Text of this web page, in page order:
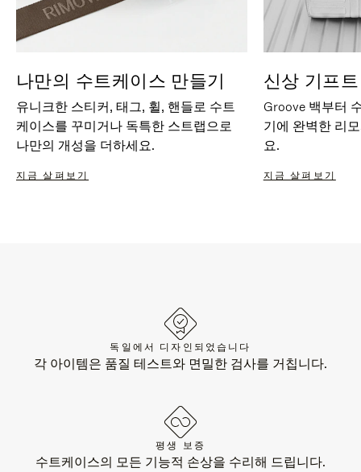
나만의 수트케이스 만들기
유니크한 스티커, 태그, 휠, 핸들로 수트
케이스를 꾸미거나 독특한 스트랩으로
나만의 개성을 더하세요.
지금 살펴보기
신상 기프
Groove 백부터
기에 완벽한 리
요.
지금 살펴보기
독일에서 디자인되었습니다
각 아이템은 품질 테스트와 면밀한 검사를 거칩니다.
평생 보증
수트케이스의 모든 기능적 손상을 수리해 드립니다.